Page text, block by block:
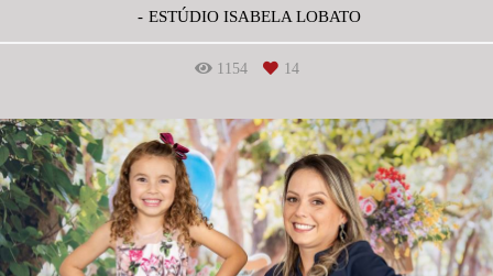
ESTÚDIO ISABELA LOBATO
1154 14